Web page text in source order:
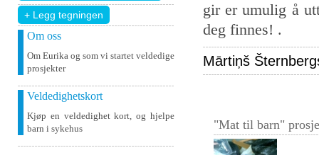
+ Legg tegningen
Om oss
Om Eurika og som vi startet veldedige
prosjekter
Veldedighetskort
Kjøp en veldedighet kort, og hjelpe
barn i sykehus
gir er umulig å
deg finnes! .
Mārtiņš
"Mat til barn"